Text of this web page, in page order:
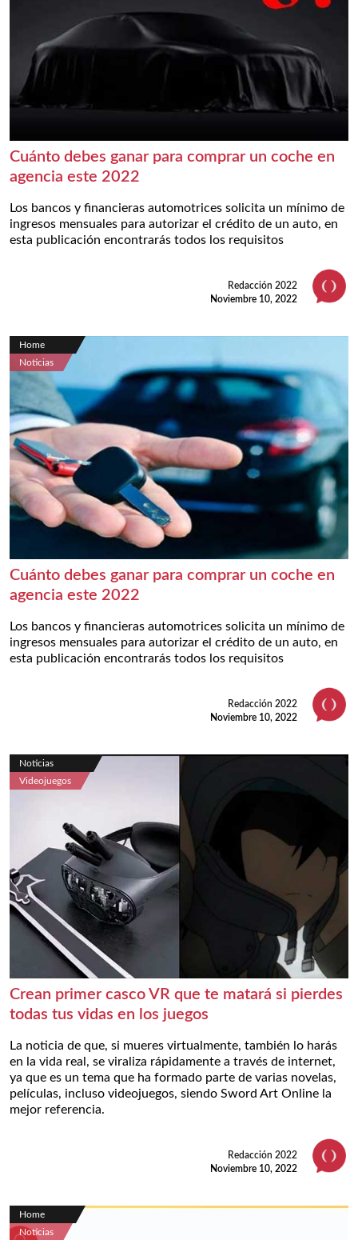
Cuánto debes ganar para comprar un coche en
agencia este 2022
Los bancos y financieras automotrices solicita un mínimo de
ingresos mensuales para autorizar el crédito de un auto, en
esta publicación encontrarás todos los requisitos
Redacción 2022
Noviembre 10, 2022
Home
Noticias
Cuánto debes ganar para comprar un coche en
agencia este 2022
Los bancos y financieras automotrices solicita un mínimo de
ingresos mensuales para autorizar el crédito de un auto, en
esta publicación encontrarás todos los requisitos
Redacción 2022
Noviembre 10, 2022
Noticias
Videojuegos
Crean primer casco VR que te matará si pierdes
todas tus vidas en los juegos
La noticia de que, si mueres virtualmente, también lo harás
en la vida real, se viraliza rápidamente a través de internet,
ya que es un tema que ha formado parte de varias novelas,
películas, incluso videojuegos, siendo Sword Art Online la
mejor referencia.
Redacción 2022
Noviembre 10, 2022
Home
Noticias